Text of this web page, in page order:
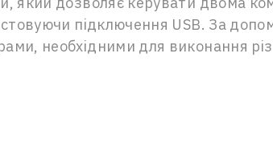
підключення USB. За
необхідними для виконання